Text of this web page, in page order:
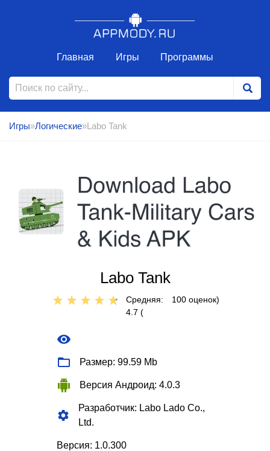
Главная Игры Программы
Игры»Логические»Labo Tank
Labo Tank
Средняя:
4.7 (
100 оценок)
Размер: 99.59 Mb
Версия Андроид: 4.0.3
Разработчик: Labo Lado Co.,
Ltd.
Версия: 1.0.300